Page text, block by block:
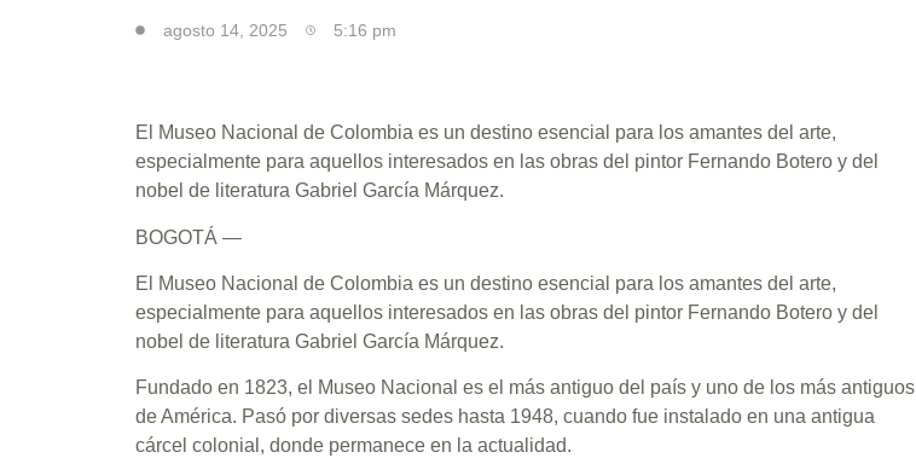
agosto 14, 2025 5:16 pm
El Museo Nacional de Colombia es un destino esencial para los amantes del arte,
especialmente para aquellos interesados en las obras del pintor Fernando Botero y del
nobel de literatura Gabriel García Márquez.
BOGOTÁ —
El Museo Nacional de Colombia es un destino esencial para los amantes del arte,
especialmente para aquellos interesados en las obras del pintor Fernando Botero y del
nobel de literatura Gabriel García Márquez.
Fundado en 1823, el Museo Nacional es el más antiguo del país y uno de los más antiguos
de América. Pasó por diversas sedes hasta 1948, cuando fue instalado en una antigua
cárcel colonial, donde permanece en la actualidad.